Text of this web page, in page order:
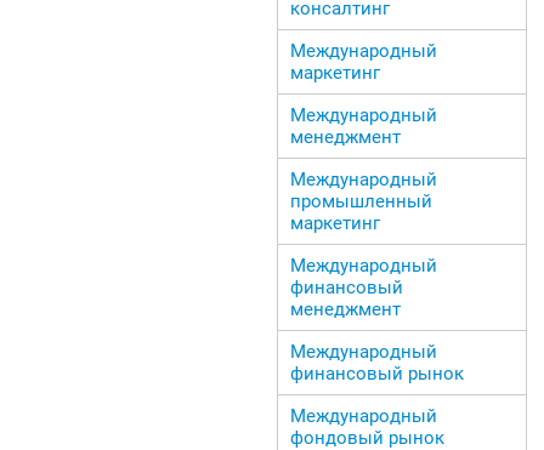
консалтинг
Международный
маркетинг
Международный
менеджмент
Международный
промышленный
маркетинг
Международный
финансовый
менеджмент
Международный
финансовый рынок
Международный
фондовый рынок